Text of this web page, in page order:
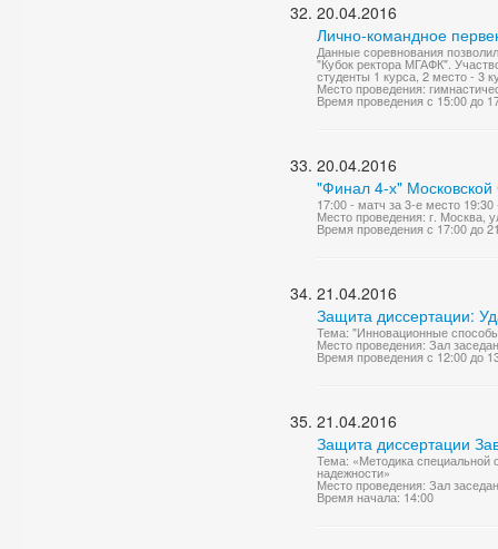
20.04.2016
Лично-командное
Данные соревнования
"Кубок ректора МГАФК".
студенты 1 курса, 2 место - 3
Место проведения:
Время проведения с 15:00 до
20.04.2016
"Финал 4-х"
17:00 - матч за 3-е место
Место проведения: г.
Время проведения с 17:00 до
21.04.2016
Защита диссертации:
Тема: "Инновационные
Место проведения: Зал
Время проведения с 12:00 до
21.04.2016
Защита диссертации
Тема: «Методика специальной
надежности»
Место проведения: Зал
Время начала: 14:00